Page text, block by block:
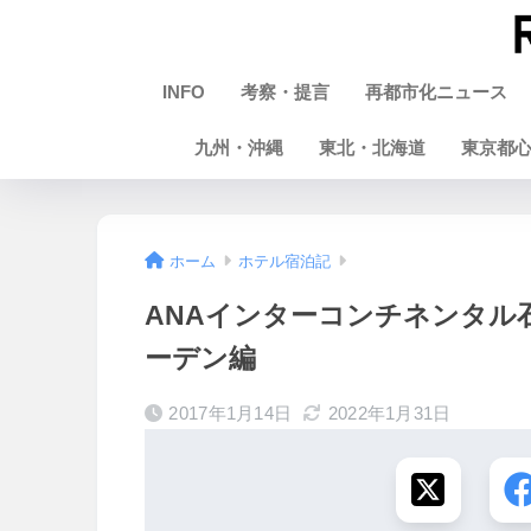
INFO 考察・提言 再都市化ニュース
九州・沖縄 東北・北海道 東京都心
ホーム ホテル宿泊記
ANAインターコンチネンタル
ーデン編
2017年1月14日 2022年1月31日